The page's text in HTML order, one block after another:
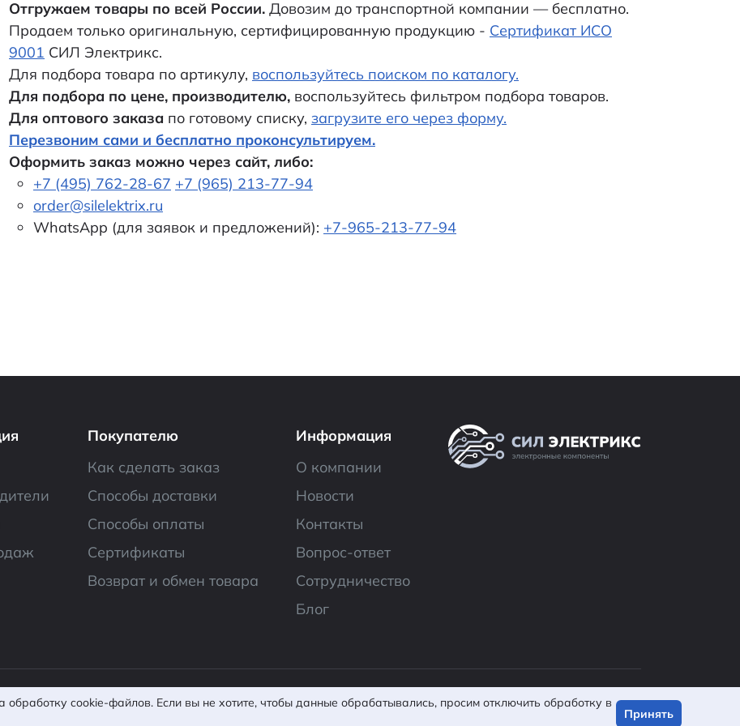
Отгружаем товары по всей России. Довозим до транспортной компании — бесплатно.
Продаем только оригинальную, сертифицированную продукцию - Сертификат ИСО
9001 СИЛ Электрикс.
Для подбора товара по артикулу, воспользуйтесь поиском по каталогу.
Для подбора по цене, производителю, воспользуйтесь фильтром подбора товаров.
Для оптового заказа по готовому списку, загрузите его через форму.
Перезвоним сами и бесплатно проконсультируем.
Оформить заказ можно через сайт, либо:
+7 (495) 762-28-67 +7 (965) 213-77-94
order@silelektrix.ru
WhatsApp (для заявок и предложений): +7-965-213-77-94
Покупателю
Как сделать заказ
Способы доставки
Способы оплаты
Сертификаты
Возврат и обмен товара
Информация
О компании
Новости
Контакты
Вопрос-ответ
Сотрудничество
Блог
Согласие на обработку ПД
Пользовательское
Разработано в
обработку cookie-файлов. Если вы не хотите, чтобы данные обрабатывались, просим отключить обработку в
Принять